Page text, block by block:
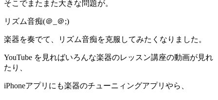
そこでまたまた大きな問題が。
リズム音痴(＠_＠;)
楽器を奏でて、リズム音痴を克服してみたくなりました。
YouTube を見ればいろんな楽器のレッスン講座の動画が見れ
たり、
iPhoneアプリにも楽器のチューニィングアプリやら、